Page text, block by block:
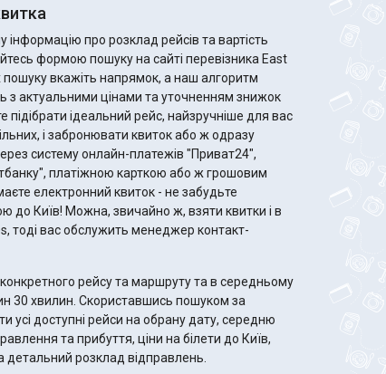
про розклад рейсів та вартість
формою пошуку на сайті перевізника East
вкажіть напрямок, а наш алгоритм
з актуальними цінами та уточненням знижок
і забронювати квиток або ж одразу
систему онлайн-платежів "Приват24",
платіжною карткою або ж грошовим
до Київ! Можна, звичайно ж, взяти квитки і в
тоді вас обслужить менеджер контакт-
рейсу та маршруту та в середньому
пошуком за
усі доступні рейси на обрану дату, середню
та прибуття, ціни на білети до Київ,
детальний розклад відправлень.